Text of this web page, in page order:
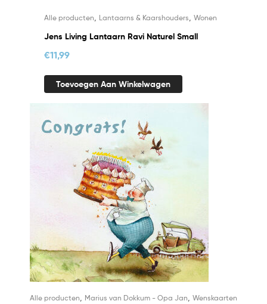
Alle producten Lantaarns & Kaarshouders Wonen
Jens Living Lantaarn Ravi Naturel Small
€11,99
Toevoegen Aan Winkelwagen
Alle producten Marius van Dokkum - Opa Jan Wenskaarten